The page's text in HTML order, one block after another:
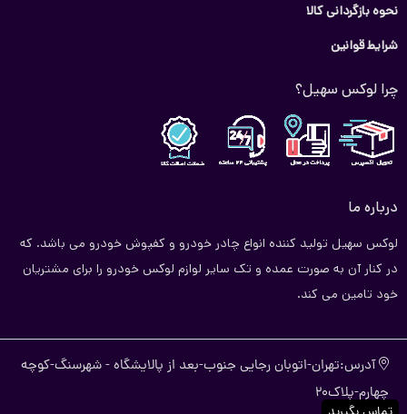
نحوه بازگردانی کالا
شرایط قوانین
چرا لوکس سهیل؟
درباره ما
لوکس سهیل تولید کننده انواع چادر خودرو و کفپوش خودرو می باشد. که
در کنار آن به صورت عمده و تک سایر لوازم لوکس خودرو را برای مشتریان
خود تامین می کند.
آدرس:تهران-اتوبان رجایی جنوب-بعد از پالایشگاه - شهرسنگ-کوچه
چهارم-پلاک20